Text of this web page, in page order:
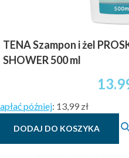
TENA Szampon i żel
SHOWER 500 ml
później: 13,99 zł
DODAJ DO KOSZYKA